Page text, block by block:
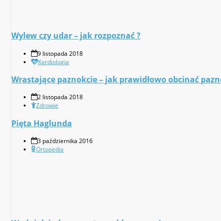
Wylew czy udar – jak rozpoznać ?
9 listopada 2018
Kardiologia
Wrastające paznokcie – jak prawidłowo obcinać
2 listopada 2018
Zdrowie
Pięta Haglunda
3 października 2016
Ortopedia